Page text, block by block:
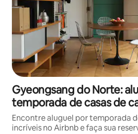
Gyeongsang do Norte:
temporada de casas de
Encontre aluguel por temporada
incríveis no Airbnb e faça sua